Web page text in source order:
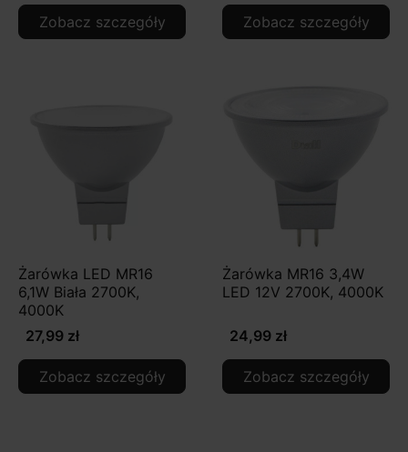
Zobacz szczegóły Zobacz szczegóły
Żarówka LED MR16
6,1W Biała 2700K,
4000K
27,99 zł
Zobacz szczegóły
Żarówka MR16 3,4W
LED 12V 2700K, 4000K
24,99 zł
Zobacz szczegóły